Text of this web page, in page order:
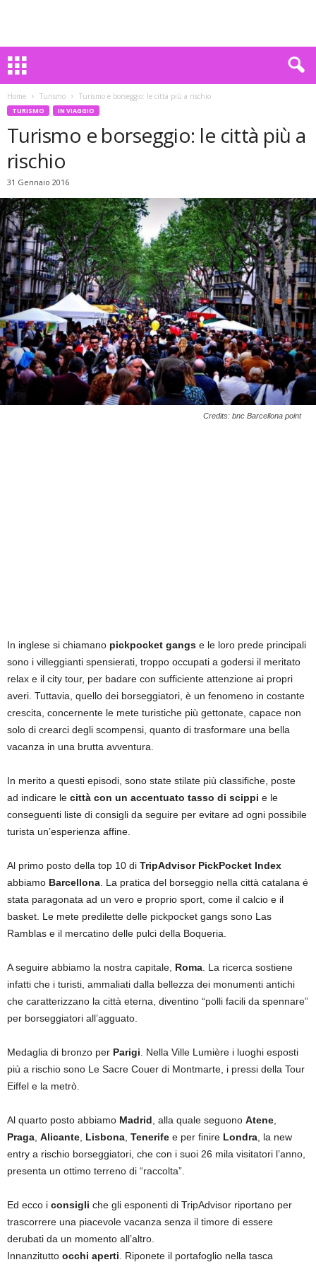
Home Turismo Turismo e borseggio: le città più a rischio
TURISMO IN VIAGGIO
Turismo e borseggio: le città più a
rischio
31 Gennaio 2016
Credits: bnc Barcellona point
In inglese si chiamano pickpocket gangs e le loro prede principali
sono i villeggianti spensierati, troppo occupati a godersi il meritato
relax e il city tour, per badare con sufficiente attenzione ai propri
averi. Tuttavia, quello dei borseggiatori, è un fenomeno in costante
crescita, concernente le mete turistiche più gettonate, capace non
solo di crearci degli scompensi, quanto di trasformare una bella
vacanza in una brutta avventura.
In merito a questi episodi, sono state stilate più classifiche, poste
ad indicare le città con un accentuato tasso di scippi e le
conseguenti liste di consigli da seguire per evitare ad ogni possibile
turista un’esperienza affine.
Al primo posto della top 10 di TripAdvisor PickPocket Index
abbiamo Barcellona . La pratica del borseggio nella città catalana é
stata paragonata ad un vero e proprio sport, come il calcio e il
basket. Le mete predilette delle pickpocket gangs sono Las
Ramblas e il mercatino delle pulci della Boqueria.
A seguire abbiamo la nostra capitale, Roma . La ricerca sostiene
infatti che i turisti, ammaliati dalla bellezza dei monumenti antichi
che caratterizzano la città eterna, diventino “polli facili da spennare”
per borseggiatori all’agguato.
Medaglia di bronzo per Parigi . Nella Ville Lumière i luoghi esposti
più a rischio sono Le Sacre Couer di Montmarte, i pressi della Tour
Eiffel e la metrò.
Al quarto posto abbiamo Madrid , alla quale seguono Atene
Praga Alicante Lisbona Tenerife e per finire Londra , la new
entry a rischio borseggiatori, che con i suoi 26 mila visitatori l’anno,
presenta un ottimo terreno di “raccolta”.
Ed ecco i consigli che gli esponenti di TripAdvisor riportano per
trascorrere una piacevole vacanza senza il timore di essere
derubati da un momento all’altro.
Innanzitutto occhi aperti . Riponete il portafoglio nella tasca